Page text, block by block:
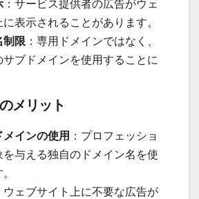
：サービス提供者の広告がウェ
表示されることがあります。
制限 ：専用ドメインではなく、
サブドメインを使用することに
メリット
メインの使用 ：プロフェッショ
を与える独自のドメイン名を使
ウェブサイト上に不要な広告が